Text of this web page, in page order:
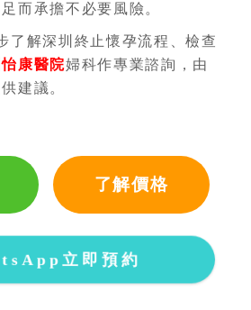
而承擔不必要風險。
解深圳終止懷孕流程、檢查
康醫院婦科作專業諮詢，由
建議。
了解價格
立即預約